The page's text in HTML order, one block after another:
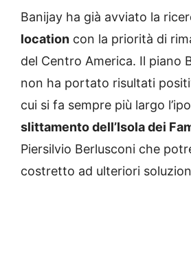
Banijay ha già avviato la
location con la priorità di
del Centro America. Il piano
non ha portato risultati
cui si fa sempre più largo
slittamento dell’Isola dei
Piersilvio Berlusconi che
costretto ad ulteriori